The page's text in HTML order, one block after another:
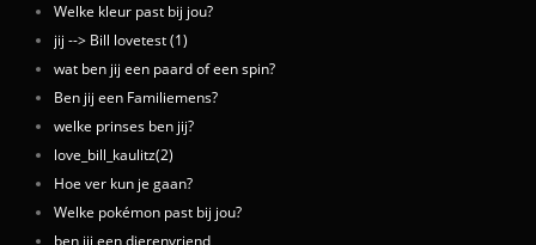
Welke kleur past bij jou?
jij --> Bill lovetest (1)
wat ben jij een paard of een spin?
Ben jij een Familiemens?
welke prinses ben jij?
love_bill_kaulitz(2)
Hoe ver kun je gaan?
Welke pokémon past bij jou?
ben jij een dierenvriend